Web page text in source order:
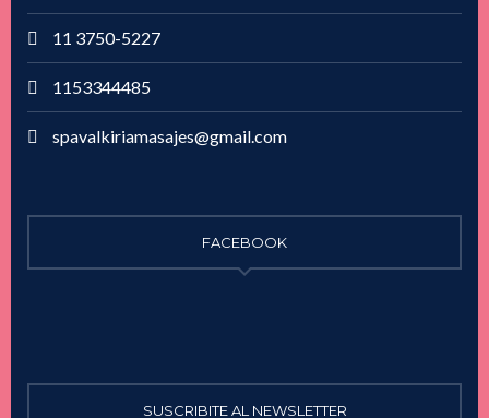
11 3750-5227
1153344485
spavalkiriamasajes@gmail.com
FACEBOOK
SUSCRIBITE AL NEWSLETTER